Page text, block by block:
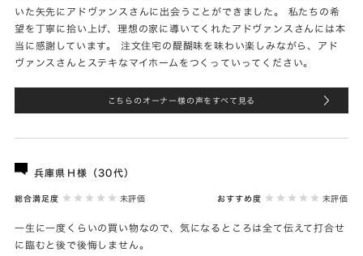
いた矢先にアドヴァンスさんに出会うことができました。 私たちの希
望を丁寧に拾い上げ、理想の家に導いてくれたアドヴァンスさんには本
当に感謝しています。 注文住宅の醍醐味を味わい楽しみながら、アド
ヴァンスさんとステキなマイホームをつくっていってください。
こちらのオーナー様の声をすべて見る
兵庫県Ｈ様（30代）
総合満足度 未評価 おすすめ度 未評価
一生に一度くらいの買い物なので、気になるところは全て伝えて打合せ
に臨むと後で後悔しません。